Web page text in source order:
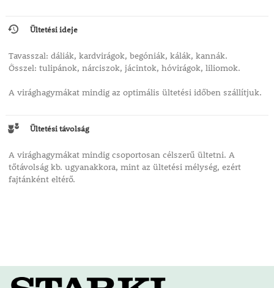
Ültetési ideje
Tavasszal: dáliák, kardvirágok, begóniák, kálák, kannák.
Ősszel: tulipánok, nárciszok, jácintok, hóvirágok, liliomok.
A virághagymákat mindig az optimális ültetési időben szállítjuk.
Ültetési távolság
A virághagymákat mindig csoportosan célszerű ültetni. A
tőtávolság kb. ugyanakkora, mint az ültetési mélység, ezért
fajtánként eltérő.